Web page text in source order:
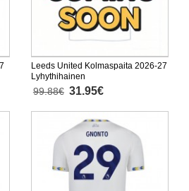
Leeds United Kolmaspaita 2026-27
Lyhythihainen
99.88€ 31.95€